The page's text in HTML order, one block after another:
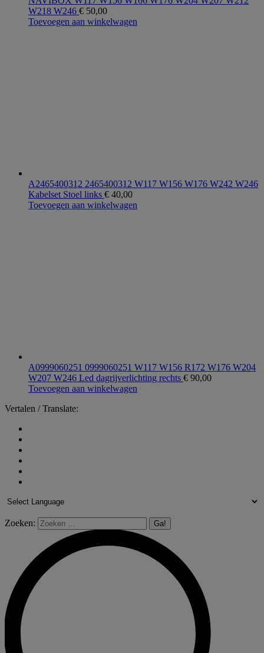
W218 W246 € 50,00
Toevoegen aan winkelwagen
A2465400312 2465400312 W117 W156 W176 W242 W246
Kabelset Stoel links € 40,00
Toevoegen aan winkelwagen
A0999060251 0999060251 W117 W156 R172 W176 W204
W207 W246 Led dagrijverlichting rechts € 90,00
Toevoegen aan winkelwagen
Vertalen / Translate:
Zoeken: